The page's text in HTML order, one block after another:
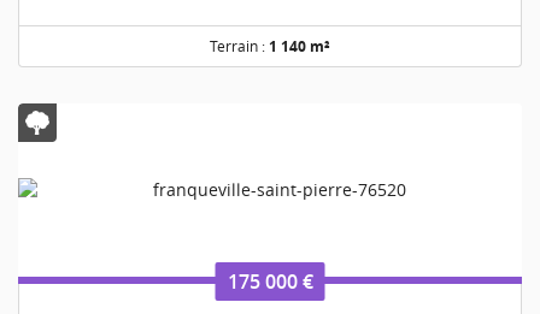
Terrain : 1 140 m²
175 000 €